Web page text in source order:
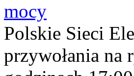
mocy
Polskie Sieci
przywołania